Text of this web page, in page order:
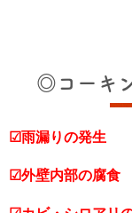
◎コーキ
☑雨漏りの発生
☑外壁内部の腐食